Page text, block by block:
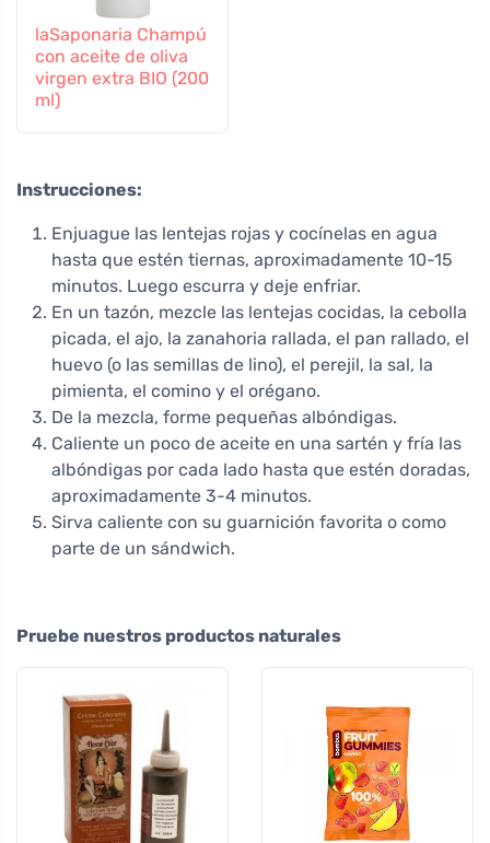
laSaponaria Champú
con aceite de oliva
virgen extra BIO (200
ml)
Instrucciones:
Enjuague las lentejas rojas y cocínelas en agua
hasta que estén tiernas, aproximadamente 10-15
minutos. Luego escurra y deje enfriar.
En un tazón, mezcle las lentejas cocidas, la cebolla
picada, el ajo, la zanahoria rallada, el pan rallado, el
huevo (o las semillas de lino), el perejil, la sal, la
pimienta, el comino y el orégano.
De la mezcla, forme pequeñas albóndigas.
Caliente un poco de aceite en una sartén y fría las
albóndigas por cada lado hasta que estén doradas,
aproximadamente 3-4 minutos.
Sirva caliente con su guarnición favorita o como
parte de un sándwich.
Pruebe nuestros productos naturales